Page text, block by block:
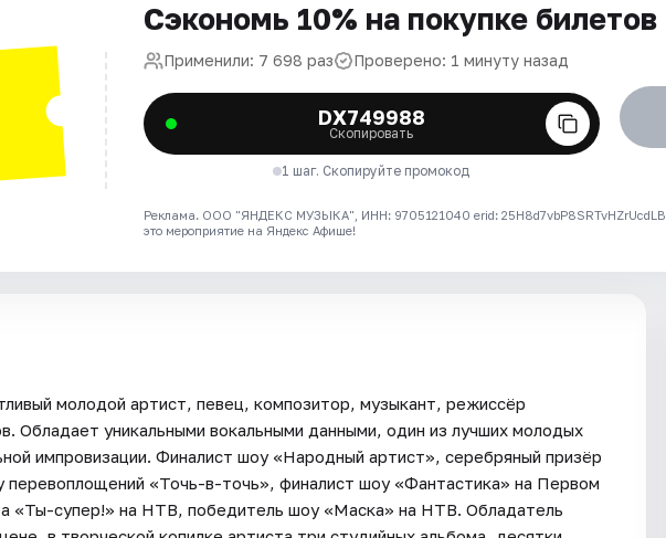
Сэкономь 10% на покупке билетов
Применили: 7 698 раз Проверено: 1 минуту назад
DX749988
Скопировать
1 шаг. Скопируйте промокод
Реклама. ООО "ЯНДЕКС МУЗЫКА", ИНН: 9705121040 erid: 25H8d7vbP8SRTvHZrUcdLB
это мероприятие на Яндекс Афише!
молодой артист, певец, композитор, музыкант, режиссёр
Обладает уникальными вокальными данными, один из лучших молодых
импровизации. Финалист шоу «Народный артист», серебряный призёр
перевоплощений «Точь-в-точь», финалист шоу «Фантастика» на Первом
«Ты-супер!» на НТВ, победитель шоу «Маска» на НТВ. Обладатель